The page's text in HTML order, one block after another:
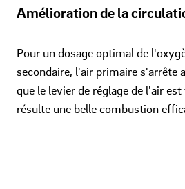
Amélioration de la
Pour un dosage optimal de
secondaire, l'air primaire s'arrête
que le levier de réglage de l'air
résulte une belle combustion